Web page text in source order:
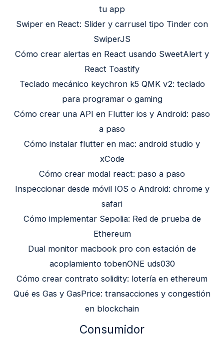
tu app
Swiper en React: Slider y carrusel tipo Tinder con
SwiperJS
Cómo crear alertas en React usando SweetAlert y
React Toastify
Teclado mecánico keychron k5 QMK v2: teclado
para programar o gaming
Cómo crear una API en Flutter ios y Android: paso
a paso
Cómo instalar flutter en mac: android studio y
xCode
Cómo crear modal react: paso a paso
Inspeccionar desde móvil IOS o Android: chrome y
safari
Cómo implementar Sepolia: Red de prueba de
Ethereum
Dual monitor macbook pro con estación de
acoplamiento tobenONE uds030
Cómo crear contrato solidity: lotería en ethereum
Qué es Gas y GasPrice: transacciones y congestión
en blockchain
Consumidor